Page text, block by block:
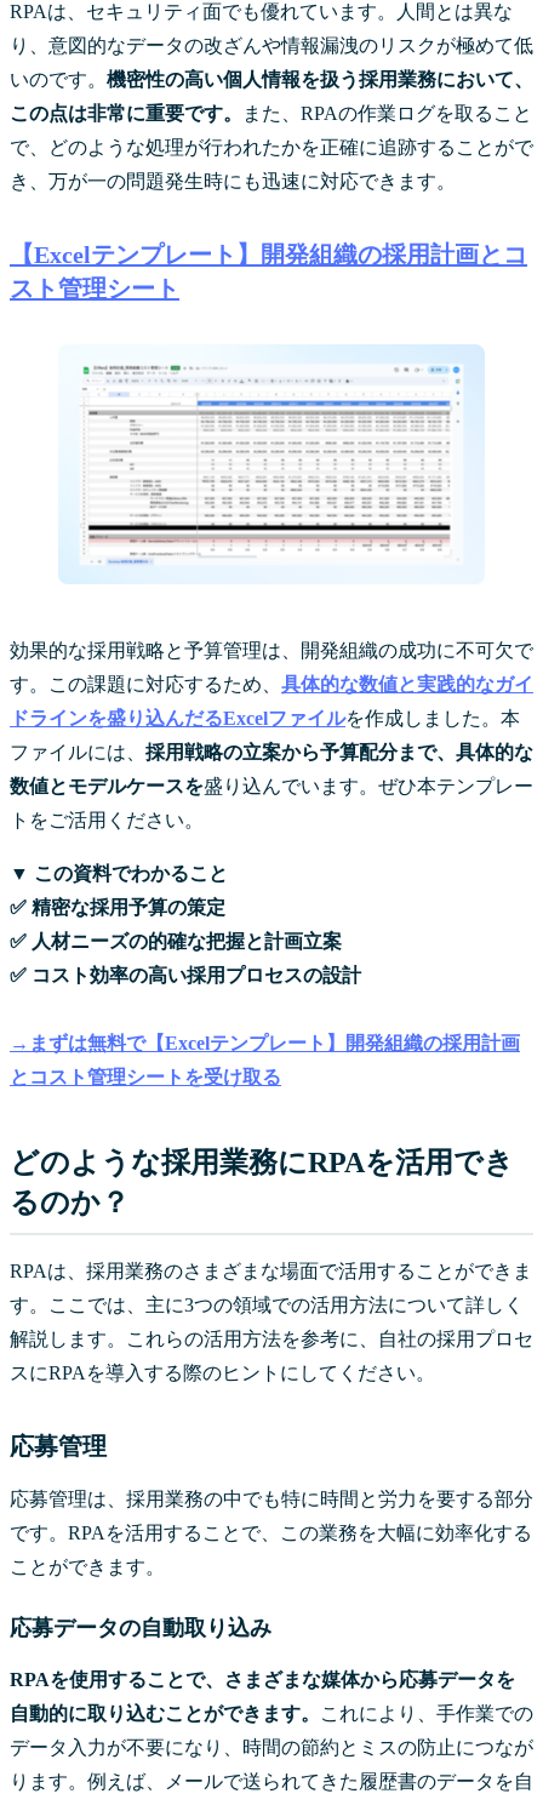
RPAは、セキュリティ面でも優れています。人間とは異な
り、意図的なデータの改ざんや情報漏洩のリスクが極めて低
いのです。 機密性の高い個人情報を扱う採用業務において、
この点は非常に重要です。
また、RPAの作業ログを取ること
で、どのような処理が行われたかを正確に追跡することがで
き、万が一の問題発生時にも迅速に対応できます。
【Excelテンプレート】開発組織の採用計画とコ
スト管理シート
効果的な採用戦略と予算管理は、開発組織の成功に不可欠で
す。この課題に対応するため、 具体的な数値と実践的なガイ
ドラインを盛り込んだるExcelファイルを作成しました。本
ファイルには、 採用戦略の立案から予算配分まで、具体的な
数値とモデルケースを盛り込んでいます。ぜひ本テンプレー
トをご活用ください。
▼ この資料でわかること
✅ 精密な採用予算の策定
✅ 人材ニーズの的確な把握と計画立案
✅ コスト効率の高い採用プロセスの設計
→まずは無料で【Excelテンプレート】開発組織の採用計画
とコスト管理シートを受け取る
どのような採用業務にRPAを活用でき
るのか？
RPAは、採用業務のさまざまな場面で活用することができま
す。ここでは、主に3つの領域での活用方法について詳しく
解説します。これらの活用方法を参考に、自社の採用プロセ
スにRPAを導入する際のヒントにしてください。
応募管理
応募管理は、採用業務の中でも特に時間と労力を要する部分
です。RPAを活用することで、この業務を大幅に効率化する
ことができます。
応募データの自動取り込み
RPAを使用することで、さまざまな媒体から応募データを
自動的に取り込むことができます。
これにより、手作業での
データ入力が不要になり、時間の節約とミスの防止につなが
ります。例えば、メールで送られてきた履歴書のデータを自